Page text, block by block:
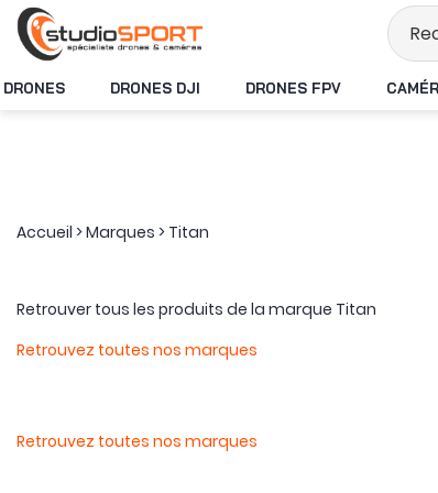
Stock en
DRONES DRONES DJI DRONES FPV
Accueil >Marques > Titan
Retrouver tous les produits de la marque Titan
Retrouvez toutes nos marques
Retrouvez toutes nos marques